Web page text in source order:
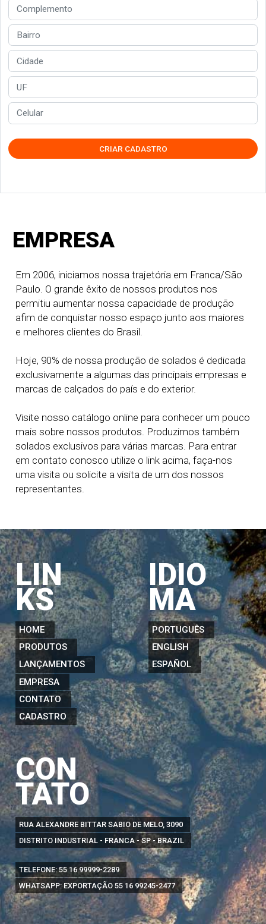
CRIAR CADASTRO
EMPRESA
Em 2006, iniciamos nossa trajetória em Franca/São
Paulo. O grande êxito de nossos produtos nos
permitiu aumentar nossa capacidade de produção
afim de conquistar nosso espaço junto aos maiores
e melhores clientes do Brasil.
Hoje, 90% de nossa produção de solados é dedicada
exclusivamente a algumas das principais empresas e
marcas de calçados do país e do exterior.
Visite nosso catálogo online para conhecer um pouco
mais sobre nossos produtos. Produzimos também
solados exclusivos para várias marcas. Para entrar
em contato conosco utilize o link acima, faça-nos
uma visita ou solicite a visita de um dos nossos
representantes.
LIN
KS
HOME
PRODUTOS
LANÇAMENTOS
EMPRESA
CONTATO
CADASTRO
IDIO
MA
PORTUGUÊS
ENGLISH
ESPAÑOL
CON
TATO
RUA ALEXANDRE BITTAR SABIO DE MELO, 3090
DISTRITO INDUSTRIAL - FRANCA - SP - BRAZIL
TELEFONE:55 16 99999-2289
WHATSAPP: EXPORTAÇÃO55 16 99245-2477